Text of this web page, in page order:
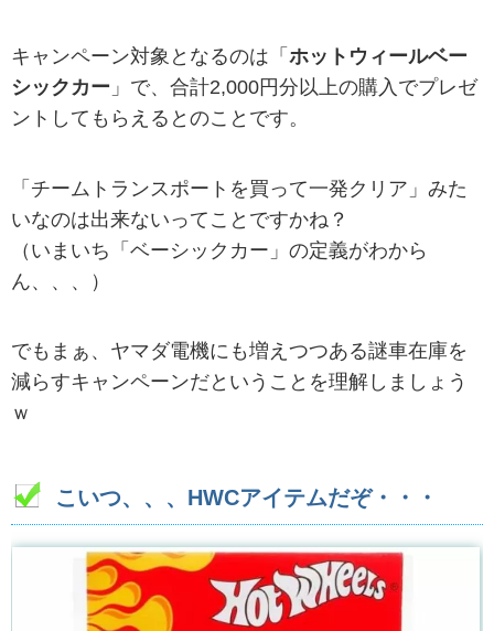
キャンペーン対象となるのは「 ホットウィールベー
シックカー 」で、合計2,000円分以上の購入でプレゼ
ントしてもらえるとのことです。
「チームトランスポートを買って一発クリア」みた
いなのは出来ないってことですかね？
（いまいち「ベーシックカー」の定義がわから
ん、、、）
でもまぁ、ヤマダ電機にも増えつつある謎車在庫を
減らすキャンペーンだということを理解しましょう
ｗ
こいつ、、、HWCアイテムだぞ・・・